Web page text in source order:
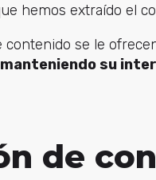
hemos extraído el
contenido se le
manteniendo su
de